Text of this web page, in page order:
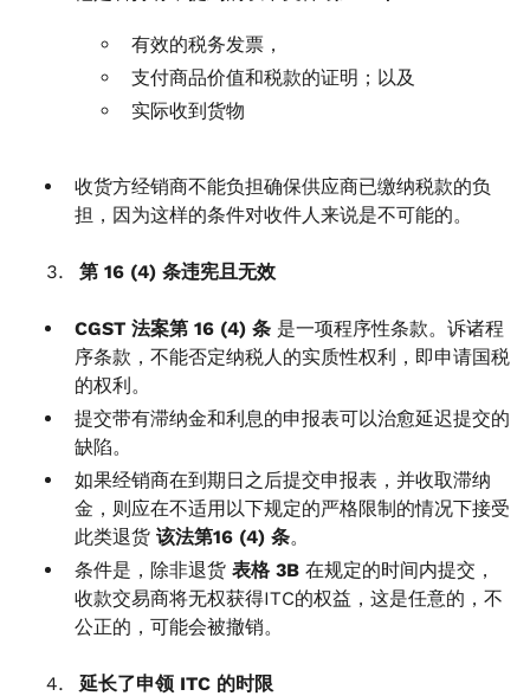
有效的税务发票，
支付商品价值和税款的证明；以及
实际收到货物
收货方经销商不能负担确保供应商已缴纳税款的负
担，因为这样的条件对收件人来说是不可能的。
第 16 (4) 条违宪且无效
CGST 法案第 16 (4) 条 是一项程序性条款。诉诸程
序条款，不能否定纳税人的实质性权利，即申请国税
的权利。
提交带有滞纳金和利息的申报表可以治愈延迟提交的
缺陷。
如果经销商在到期日之后提交申报表，并收取滞纳
金，则应在不适用以下规定的严格限制的情况下接受
此类退货 该法第16 (4) 条。
条件是，除非退货 表格 3B 在规定的时间内提交，
收款交易商将无权获得ITC的权益，这是任意的，不
公正的，可能会被撤销。
延长了申领 ITC 的时限